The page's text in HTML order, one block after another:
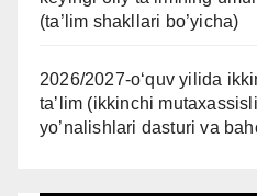
(ta’lim shakllari bo’yicha)
2026/2027-oʻquv yilida
taʼlim (ikkinchi
yo’nalishlari dasturi va